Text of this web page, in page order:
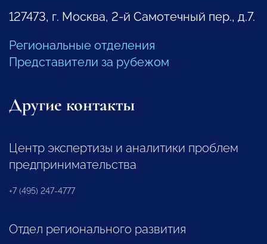
127473, г. Москва, 2-й Самотечный пер., д.7.
Региональные отделения
Представители за рубежом
Другие контакты
Центр экспертизы и аналитики проблем
предпринимательства
+7 (495) 247-4777
Отдел регионального развития